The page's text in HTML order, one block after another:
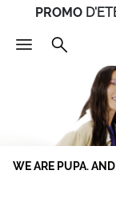
PROMO
WE ARE PUPA.